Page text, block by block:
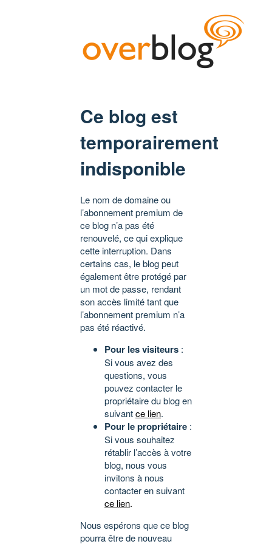
Ce blog est
temporairement
indisponible
Le nom de domaine ou
l’abonnement premium de
ce blog n’a pas été
renouvelé, ce qui explique
cette interruption. Dans
certains cas, le blog peut
également être protégé par
un mot de passe, rendant
son accès limité tant que
l’abonnement premium n’a
pas été réactivé.
Pour les visiteurs :
Si vous avez des
questions, vous
pouvez contacter le
propriétaire du blog en
suivantce lien.
Pour le propriétaire :
Si vous souhaitez
rétablir l’accès à votre
blog, nous vous
invitons à nous
contacter en suivant
ce lien.
Nous espérons que ce blog
pourra être de nouveau